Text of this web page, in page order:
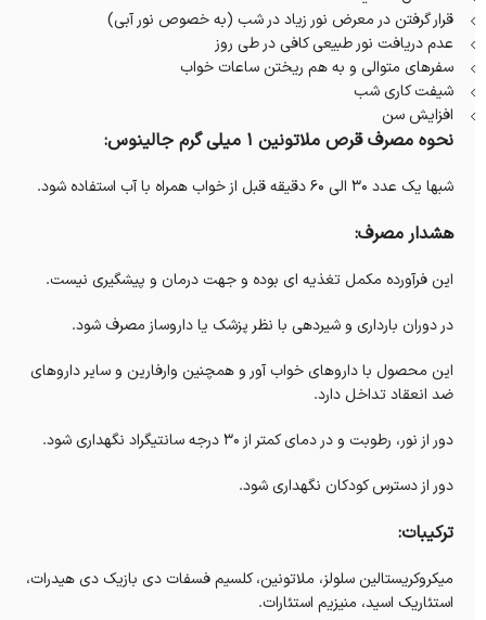
قرار گرفتن در معرض نور زیاد در شب (به خصوص نور آبی)
عدم دریافت نور طبیعی کافی در طی روز
سفرهای متوالی و به هم ریختن ساعات خواب
شیفت کاری شب
افزایش سن
نحوه مصرف قرص ملاتونین 1 میلی گرم جالینوس:
شبها یک عدد 30 الی 60 دقیقه قبل از خواب همراه با آب استفاده شود.
هشدار مصرف:
این فرآورده مکمل تغذیه ای بوده و جهت درمان و پیشگیری نیست.
در دوران بارداری و شیردهی با نظر پزشک یا داروساز مصرف شود.
این محصول با داروهای خواب آور و همچنین وارفارین و سایر داروهای
ضد انعقاد تداخل دارد.
دور از نور، رطوبت و در دمای کمتر از 30 درجه سانتیگراد نگهداری شود.
دور از دسترس کودکان نگهداری شود.
ترکیبات:
میکروکریستالین سلولز، ملاتونین، کلسیم فسفات دی بازیک دی هیدرات،
استئاریک اسید، منیزیم استئارات.